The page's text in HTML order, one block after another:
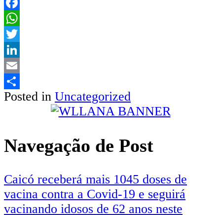
Facebook
WhatsApp
Twitter
LinkedIn
Email
Share
Posted in Uncategorized
Navegação de Post
Caicó receberá mais 1045 doses de
vacina contra a Covid-19 e seguirá
vacinando idosos de 62 anos neste